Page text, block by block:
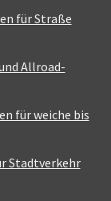
für Straße
Allroad-
für weiche bis
Stadtverkehr